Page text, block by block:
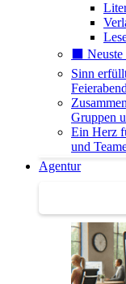
⬛️
Sinn
Gruppen
Ein Herz
und
Agentur